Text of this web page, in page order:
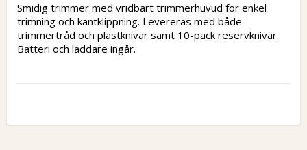
Smidig trimmer med vridbart trimmerhuvud för enkel
trimning och kantklippning. Levereras med både
trimmertråd och plastknivar samt 10-pack reservknivar.
Batteri och laddare ingår.